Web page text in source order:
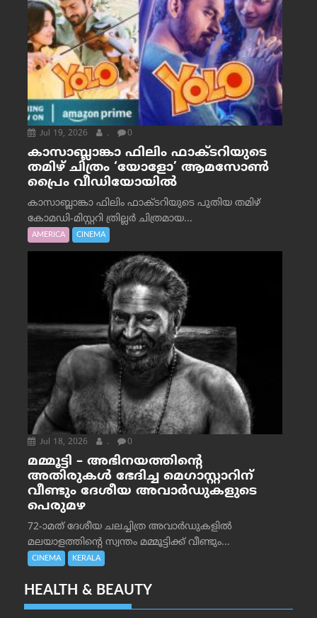
Jul 19, 2026 . 0
കാസാബ്ലാങ്കാ ഫിലിം ഫാക്ടറിയുടെ
തമിഴ് ചിത്രം ‘യോളോ’ ആമസോൺ
പ്രൈം വീഡിയോയിൽ
കാസാബ്ലാങ്കാ ഫിലിം ഫാക്ടറിയുടെ പുതിയ തമിഴ്
കോമഡി-മിസ്റ്ററി ത്രില്ലർ ചിത്രമായ...
AMERICA CINEMA
Jul 18, 2026 . 0
മമ്മൂട്ടി – അഭിനയത്തിന്റെ
അതിരുകൾ ഭേദിച്ച മെഗാസ്റ്റാറിന്
വീണ്ടും ദേശീയ അവാർഡുകളുടെ
പെരുമഴ
72-ാമത് ദേശീയ ചലച്ചിത്ര അവാര്‍ഡുകളില്‍
മലയാളത്തിന്റെ സ്വന്തം മമ്മൂട്ടിക്ക് വീണ്ടും...
CINEMA KERALA
HEALTH & BEAUTY